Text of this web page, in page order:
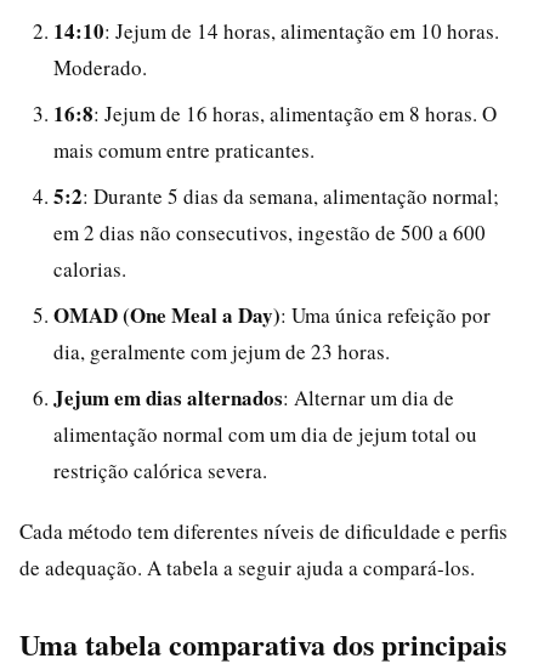
14:10: Jejum de 14 horas, alimentação em 10 horas.
Moderado.
16:8: Jejum de 16 horas, alimentação em 8 horas. O
mais comum entre praticantes.
5:2: Durante 5 dias da semana, alimentação normal;
em 2 dias não consecutivos, ingestão de 500 a 600
calorias.
OMAD (One Meal a Day): Uma única refeição por
dia, geralmente com jejum de 23 horas.
Jejum em dias alternados: Alternar um dia de
alimentação normal com um dia de jejum total ou
restrição calórica severa.
Cada método tem diferentes níveis de dificuldade e perfis
de adequação. A tabela a seguir ajuda a compará-los.
Uma tabela comparativa dos principais